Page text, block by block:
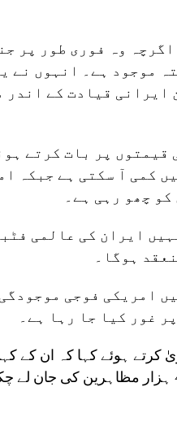
وہ فوری طور پر
موجود ہے۔ انہوں نے
ایرانی قیادت کے اندر
قیمتوں پر بات کرتے
کمی آ سکتی ہے جبکہ
چھو رہی ہے۔
ایران کی عالمی
ہوگا۔
امریکی فوجی
غور کیا جا رہا ہے۔